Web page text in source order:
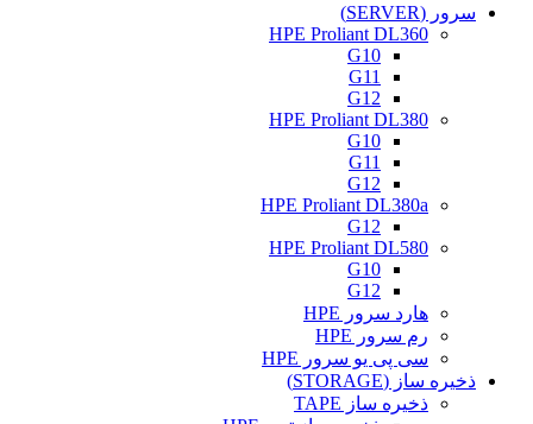
سرور (SERVER)
HPE Proliant DL360
G10
G11
G12
HPE Proliant DL380
G10
G11
G12
HPE Proliant DL380a
G12
HPE Proliant DL580
G10
G12
هارد سرور HPE
رم سرور HPE
سی پی یو سرور HPE
ذخیره ساز (STORAGE)
ذخیره ساز TAPE